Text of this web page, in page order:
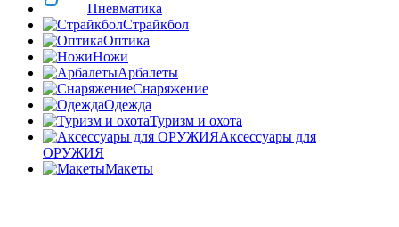
Пневматика
Страйкбол
Оптика
Ножи
Арбалеты
Снаряжение
Одежда
Туризм и охота
Аксессуары для
ОРУЖИЯ
Макеты